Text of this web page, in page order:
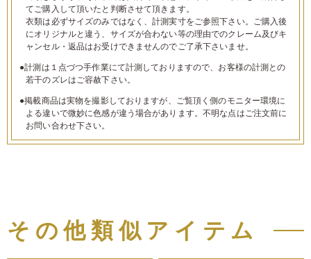
てご購入して頂いたと判断させて頂きます。
衣類は必ずサイズのみではなく、計測実寸をご参照下さい。ご購入後
にオリジナルと違う、サイズが合わない等の理由でのクレーム及びキ
ャンセル・返品はお受けできませんのでご了承下さいませ。
●計測は１点づつ手作業にて計測しておりますので、お客様の計測との
若干のズレはご容赦下さい。
●掲載商品は実物を撮影しておりますが、ご覧頂く側のモニター環境に
よる違いで微妙に色感が違う場合があります。不明な点はご注文前に
お問い合わせ下さい。
その他類似アイテム